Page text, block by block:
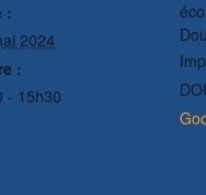
:
2024
:
- 15h30